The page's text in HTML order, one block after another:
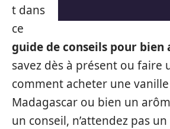
t dans
ce
guide de conseils pour bien
savez dès à présent ou faire
comment acheter une
Madagascar ou bien un
un conseil, n’attendez pas